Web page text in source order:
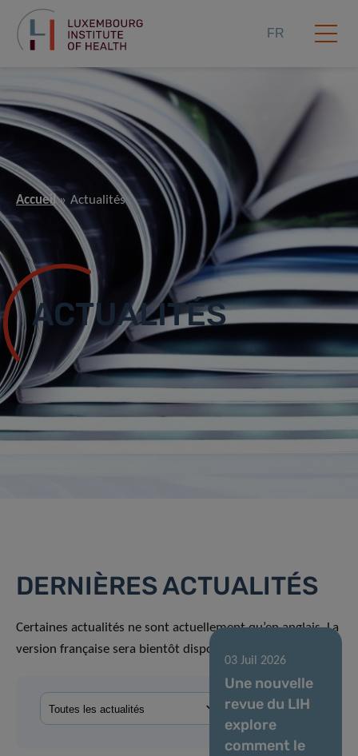
FR
Accueil Actualités
ACTUALITÉS
DERNIÈRES ACTUALITÉS
Certaines actualités ne sont actuellement qu’en anglais. La
version française sera bientôt disponible.
03 Juil 2026
Une nouvelle
revue du LIH
explore
comment le